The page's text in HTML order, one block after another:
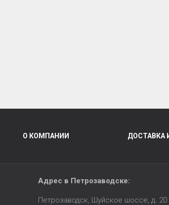
О КОМПАНИИ ДОСТАВКА
Адрес в Петрозаводске:
Петрозаводск, Шуйское шоссе, д. 20